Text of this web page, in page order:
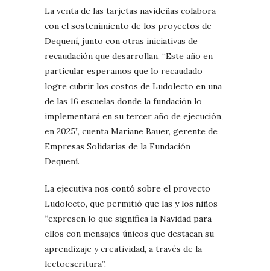
La venta de las tarjetas navideñas colabora
con el sostenimiento de los proyectos de
Dequení, junto con otras iniciativas de
recaudación que desarrollan. “Este año en
particular esperamos que lo recaudado
logre cubrir los costos de Ludolecto en una
de las 16 escuelas donde la fundación lo
implementará en su tercer año de ejecución,
en 2025”, cuenta Mariane Bauer, gerente de
Empresas Solidarias de la Fundación
Dequení.
La ejecutiva nos contó sobre el proyecto
Ludolecto, que permitió que las y los niños
“expresen lo que significa la Navidad para
ellos con mensajes únicos que destacan su
aprendizaje y creatividad, a través de la
lectoescritura”.